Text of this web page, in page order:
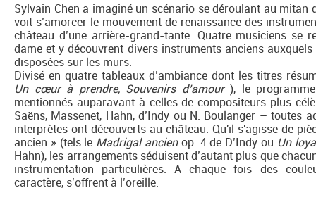
Sylvain Chen a imaginé un scénario se déroulant au mitan
voit s’amorcer le mouvement de renaissance des
château d’une arrière-grand-tante. Quatre musiciens
dame et y découvrent divers instruments anciens
disposées sur les murs.
Divisé en quatre tableaux d’ambiance dont les titres
Un cœur à prendre, Souvenirs d’amour), le programme
mentionnés auparavant à celles de compositeurs plus
Saëns, Massenet, Hahn, d’Indy ou N. Boulanger – toutes
interprètes ont découverts au château. Qu'il s'agisse de
ancien » (tels le Madrigal ancienop. 4 de D’Indy ou Un
Hahn), les arrangements séduisent d’autant plus que
instrumentation particulières. A chaque fois des
caractère, s’offrent à l’oreille.